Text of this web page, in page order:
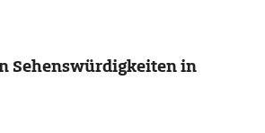
Sehenswürdigkeiten in